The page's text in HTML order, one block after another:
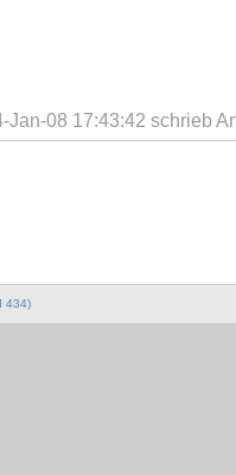
Jan-08 17:43:42 schrieb
434)